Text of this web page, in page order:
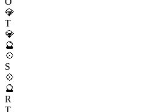
💎
T
💎
🔮
💠
S
💠
🔮
R
T